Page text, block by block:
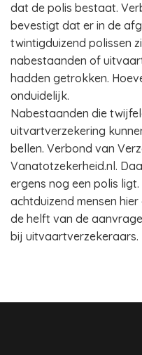
dat de polis bestaat.
bevestigt dat er in de
twintigduizend polissen
nabestaanden of
hadden getrokken.
onduidelijk.
Nabestaanden die
uitvartverzekering
bellen. Verbond van
Vanatotzekerheid.nl.
ergens nog een polis
achtduizend mensen
de helft van de
bij uitvaartverzekeraars.